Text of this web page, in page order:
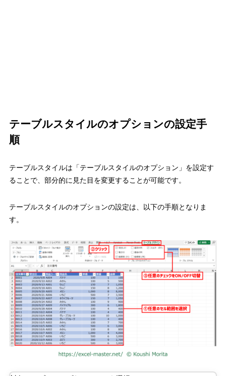
テーブルスタイルのオプションの設定手
順
テーブルスタイルは「テーブルスタイルのオプション」を設定す
ることで、部分的に見た目を変更することが可能です。
テーブルスタイルのオプションの設定は、以下の手順となりま
す。